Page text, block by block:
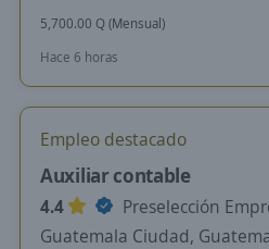
5,700.00 Q (Mensual)
Hace 6 horas
Empleo destacado
Auxiliar contable
4.4
Preselección
Guatemala Ciudad,